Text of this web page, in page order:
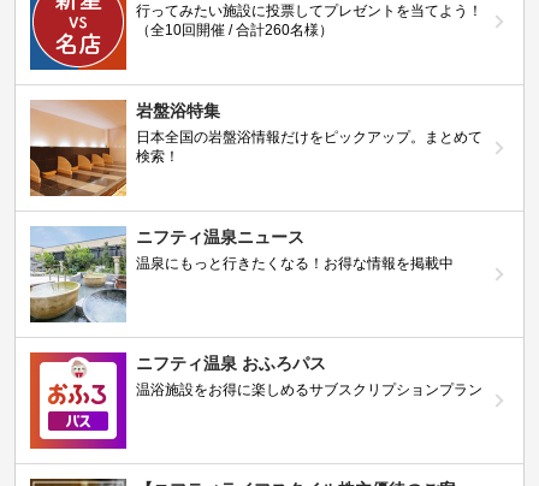
行ってみたい施設に投票してプレゼントを当てよう！
（全10回開催 / 合計260名様）
岩盤浴特集
日本全国の岩盤浴情報だけをピックアップ。まとめて
検索！
ニフティ温泉ニュース
温泉にもっと行きたくなる！お得な情報を掲載中
ニフティ温泉 おふろパス
温浴施設をお得に楽しめるサブスクリプションプラン